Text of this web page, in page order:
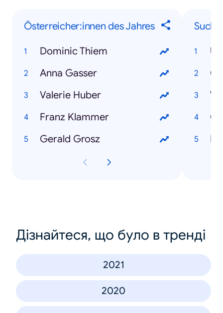
Österreicher:innen des Jahres
Dominic Thiem
Anna Gasser
Valerie Huber
Franz Klammer
Gerald Grosz
Дізнайтеся, що було в тренді
2021
2020